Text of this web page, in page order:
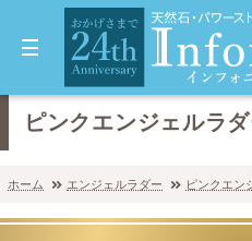
ピンクエンジェルラ
ホーム エンジェルラダー ピンクエン